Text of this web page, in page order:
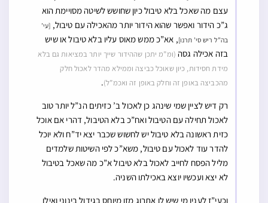
עצם מה שאכל בלא טיבול כיון שחושש לשיטה מסויימת הוא
ג”כ הידור ואפשר שהוא הידור יותר מהאכילה עם טיבול, [עי’
בה”ל ריש סי’ תרנו], אא”כ ממש מאוס עליו בלא טיבול או שיש
בזה אכילה גסה (ומ”מ יתכן שההידור שייך יותר במציאות גם בלא
מידת חסידות, כיון שאוכל כביצה וממילא מהדר לאכול חלק
מהכביצה באופן זה וחלק באופן זה ואכמ”ל).
רק דיש לציין שמי שינהג כן לאכול ב’ כזיתים הנ”ל יותר טוב
לאכול תחילה עם הטיבול ואח”כ בלא הטיבול, דהרי אם אוכל
כזית ראשונה בלא טיבול יש לחשוש שכבר יצא יד”ח ולא יוכל
להדר עוד לאכול עם טיבול, משא”כ לפי השיטות שלמדים
מליל הפסח לחייב לאכול בלא טיבול א”כ מה שאכל בטיבול
לא יצא ועכשיו יוצא באכילתו השניה.
וכעי”ז לענין מי שיש לו אתרוג מזן מיוחס בגידול בינוני ואילו